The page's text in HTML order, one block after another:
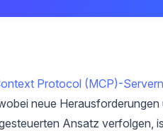
Protocol (MCP)-Servern
neue
Ansatz verfolgen,